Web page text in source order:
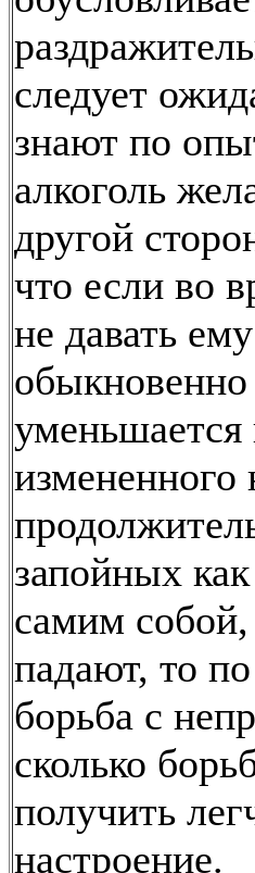
следует
знают по
алкоголь
другой
что если во
не давать
обыкновенно
уменьшается
измененного
запойных
самим
падают, то
борьба с
сколько
получить
настроение.